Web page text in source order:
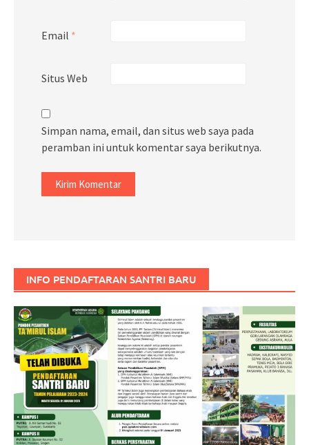
Email *
Situs Web
Simpan nama, email, dan situs web saya pada
peramban ini untuk komentar saya berikutnya.
INFO PENDAFTARAN SANTRI BARU